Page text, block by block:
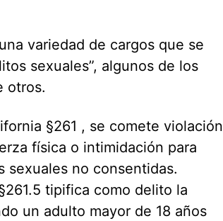
variedad de cargos que se
sexuales”, algunos de los
otros.
§261 , se comete violación
física o intimidación para
sexuales no consentidas.
tipifica como delito la
un adulto mayor de 18 años